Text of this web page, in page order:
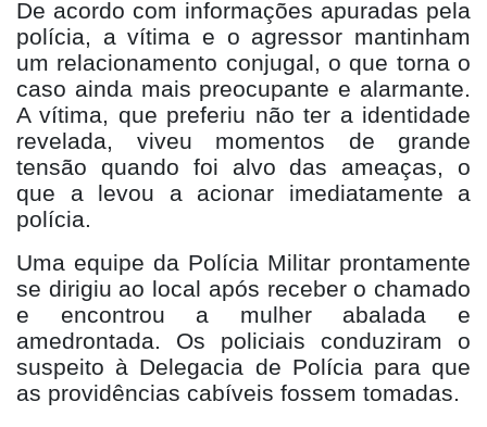
De acordo com informações apuradas pela
polícia, a vítima e o agressor mantinham
um relacionamento conjugal, o que torna o
caso ainda mais preocupante e alarmante.
A vítima, que preferiu não ter a identidade
revelada, viveu momentos de grande
tensão quando foi alvo das ameaças, o
que a levou a acionar imediatamente a
polícia.
Uma equipe da Polícia Militar prontamente
se dirigiu ao local após receber o chamado
e encontrou a mulher abalada e
amedrontada. Os policiais conduziram o
suspeito à Delegacia de Polícia para que
as providências cabíveis fossem tomadas.